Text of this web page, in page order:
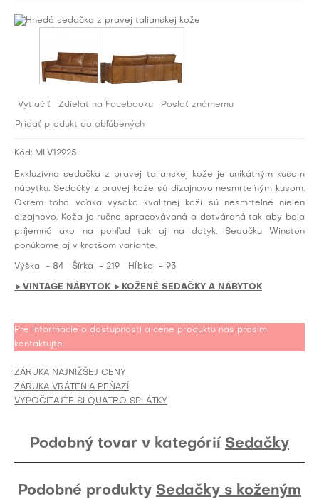
Vytlačiť Zdieľať na Facebooku Poslať známemu
Pridať produkt do obľúbených
Kód: MLV12925
Exkluzívna sedačka z pravej talianskej kože je unikátným kusom
nábytku. Sedačky z pravej kože sú dizajnovo nesmrteľným kusom.
Okrem toho vďaka vysoko kvalitnej koži sú nesmrteľné nielen
dizajnovo. Koža je ručne spracovávaná a dotváraná tak aby bola
príjemná ako na pohľad tak aj na dotyk. Sedačku Winston
ponúkame aj v kratšom variante.
Výška - 84 Šírka - 219 Hĺbka - 93
►VINTAGE NÁBYTOK ►KOŽENÉ SEDAČKY A NÁBYTOK
Pre informácie o dostupnosti a cene produktu nás prosím
kontaktujte.
ZÁRUKA NAJNIŽŠEJ CENY
ZÁRUKA VRÁTENIA PEŇAZÍ
VYPOČÍTAJTE SI QUATRO SPLÁTKY
Podobný tovar v kategórií Sedačky
Podobné produkty Sedačky s koženým